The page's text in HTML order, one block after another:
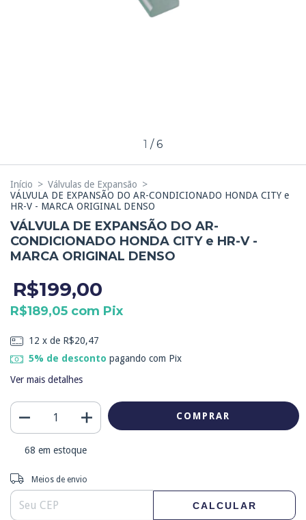
1 /6
Início > Válvulas de Expansão >
VÁLVULA DE EXPANSÃO DO AR-CONDICIONADO HONDA CITY e
HR-V - MARCA ORIGINAL DENSO
VÁLVULA DE EXPANSÃO DO AR-
CONDICIONADO HONDA CITY e HR-V -
MARCA ORIGINAL DENSO
R$199,00
R$189,05 com Pix
12 x de R$20,47
5% de desconto pagando com Pix
Ver mais detalhes
68 em estoque
Entregas para o CEP:
Meios de envio
CALCULAR